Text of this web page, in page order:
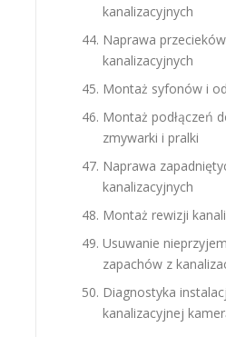
kanalizacyjnych
Naprawa przecieków
kanalizacyjnych
Montaż syfonów i
Montaż podłączeń
zmywarki i pralki
Naprawa
kanalizacyjnych
Montaż rewizji
Usuwanie
zapachów z
Diagnostyka
kanalizacyjnej